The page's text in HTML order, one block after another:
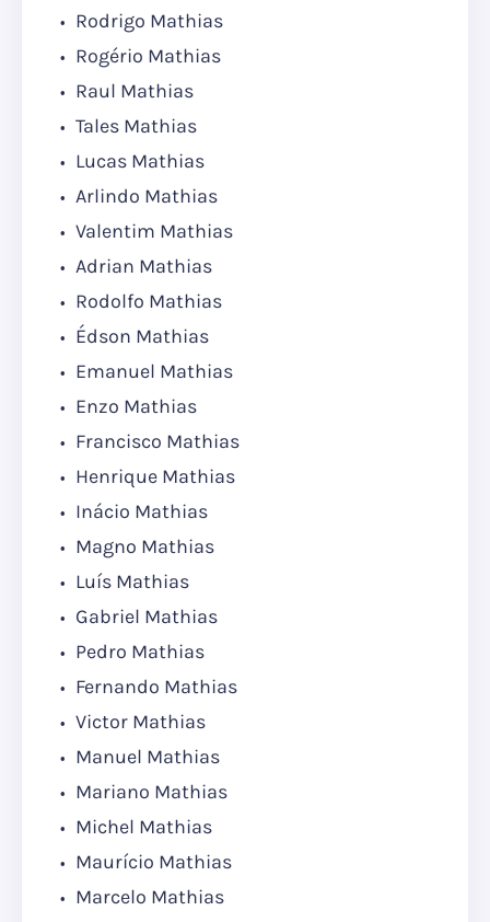
Rodrigo Mathias
Rogério Mathias
Raul Mathias
Tales Mathias
Lucas Mathias
Arlindo Mathias
Valentim Mathias
Adrian Mathias
Rodolfo Mathias
Édson Mathias
Emanuel Mathias
Enzo Mathias
Francisco Mathias
Henrique Mathias
Inácio Mathias
Magno Mathias
Luís Mathias
Gabriel Mathias
Pedro Mathias
Fernando Mathias
Victor Mathias
Manuel Mathias
Mariano Mathias
Michel Mathias
Maurício Mathias
Marcelo Mathias